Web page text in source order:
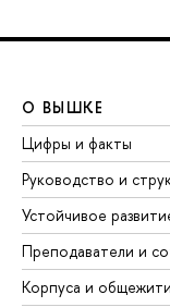
О ВЫШКЕ
Цифры и факты
Руководство и
Устойчивое
Преподаватели и
Корпуса и